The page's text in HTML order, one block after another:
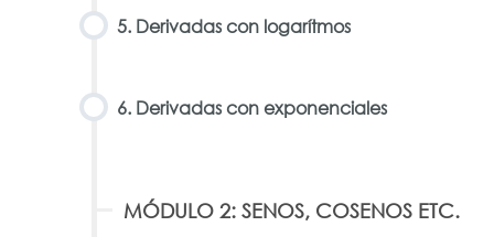
5. Derivadas con logarítmos
6. Derivadas con exponenciales
MÓDULO 2: SENOS, COSENOS ETC.